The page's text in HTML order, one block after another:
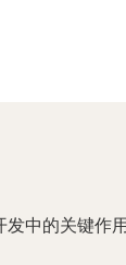
发中的关键作